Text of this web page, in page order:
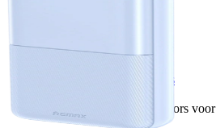
Nothing
Alle telefoons
Screenprotectors
Screenprotectors voor
Apple